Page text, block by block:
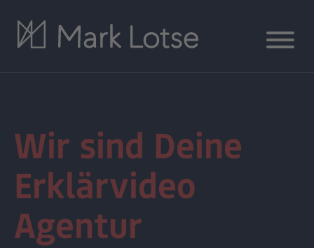
Wir sind Deine
Erklärvideo
Agentur